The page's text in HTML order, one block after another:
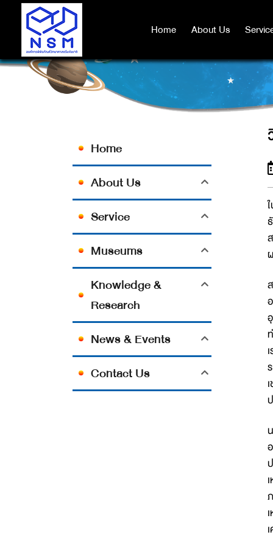
Home About Us Service
Home About Us
Home
About Us
Service
Museums
Knowledge &
Research
News & Events
Contact Us